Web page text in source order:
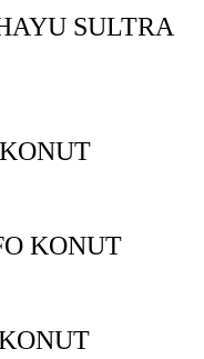
SULTRA
KONUT